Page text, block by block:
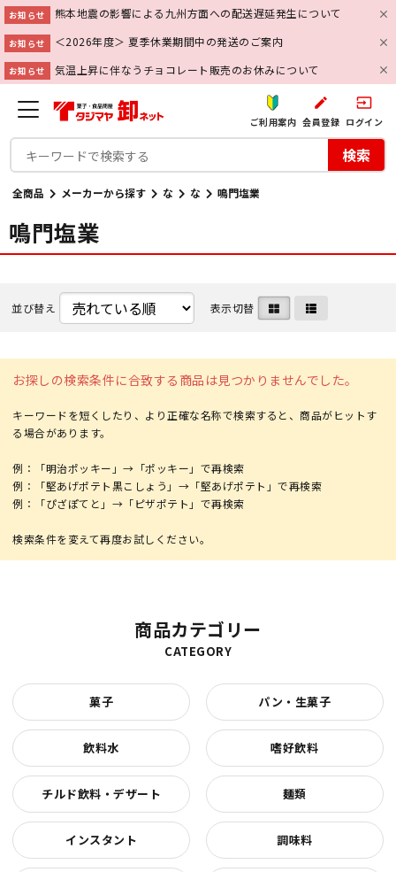
お知らせ 熊本地震の影響による九州方面への配送遅延発生について
お知らせ ＜2026年度＞ 夏季休業期間中の発送のご案内
お知らせ 気温上昇に伴なうチョコレート販売のお休みについて
ご利用案内
create
会員登録
input
ログイン
検索
全商品 メーカーから探す な な 鳴門塩業
鳴門塩業
並び替え 表示切替
お探しの検索条件に合致する商品は見つかりませんでした。
キーワードを短くしたり、より正確な名称で検索すると、商品がヒットす
る場合があります。
例：「明治ポッキー」→「ポッキー」で再検索
例：「堅あげポテト黒こしょう」→「堅あげポテト」で再検索
例：「ぴざぽてと」→「ピザポテト」で再検索
商品カテゴリー
CATEGORY
菓子 パン・生菓子
飲料水 嗜好飲料
チルド飲料・デザート 麺類
インスタント 調味料